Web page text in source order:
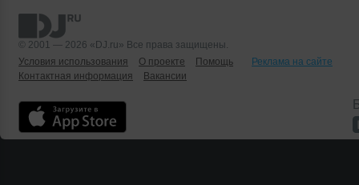
© 2001 — 2026 «DJ.ru» Все права защищены.
Условия использования
О проекте Помощь
Реклама на сайте
Контактная информация
Вакансии